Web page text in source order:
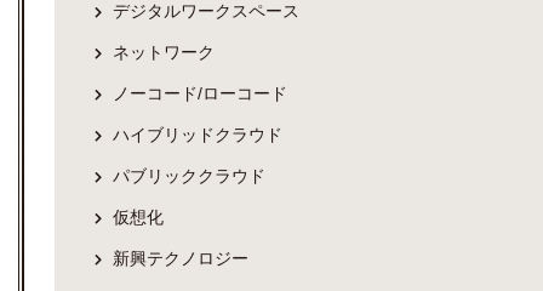
デジタルワークスペース
ネットワーク
ノーコード/ローコード
ハイブリッドクラウド
パブリッククラウド
仮想化
新興テクノロジー